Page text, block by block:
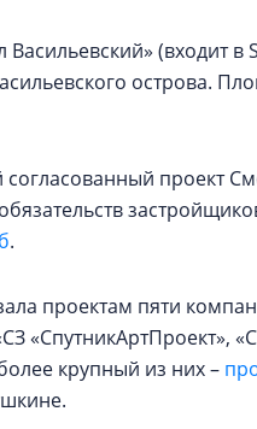
Васильевский» (входит
острова.
проект
.
проектам пяти
«СпутникАртПроект»,
крупный из них –